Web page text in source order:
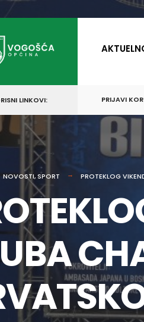
LINKOVI: PRIJAVI
NOVOSTI,SPORT PROTEKLOG